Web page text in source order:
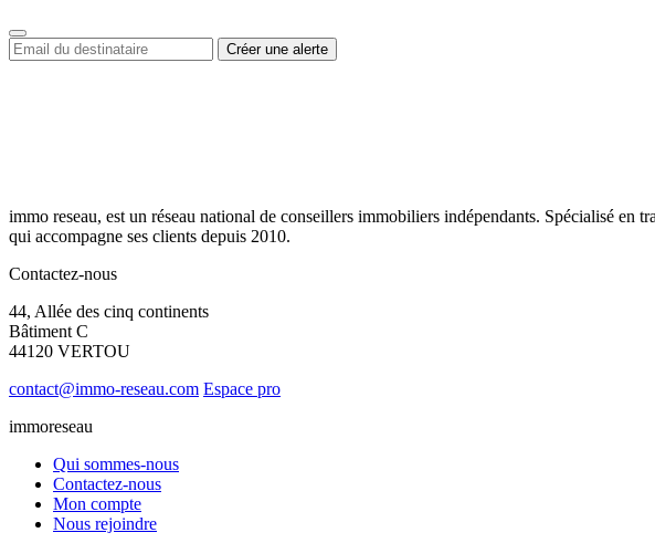
immo reseau, est un réseau national de conseillers immobiliers indépendants. Spécialisé en
qui accompagne ses clients depuis 2010.
Contactez-nous
44, Allée des cinq continents
Bâtiment C
44120 VERTOU
contact@immo-reseau.com Espace pro
immoreseau
Qui sommes-nous
Contactez-nous
Mon compte
Nous rejoindre